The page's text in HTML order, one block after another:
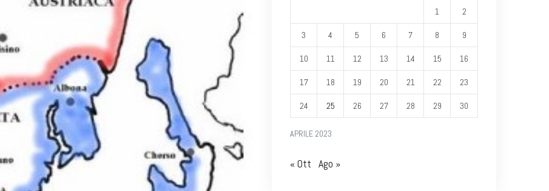
APRILE 2023
1 2
3 4 5 6 7 8 9
10 11 12 13 14 15 16
17 18 19 20 21 22 23
24 25 26 27 28 29 30
« Ott Ago »